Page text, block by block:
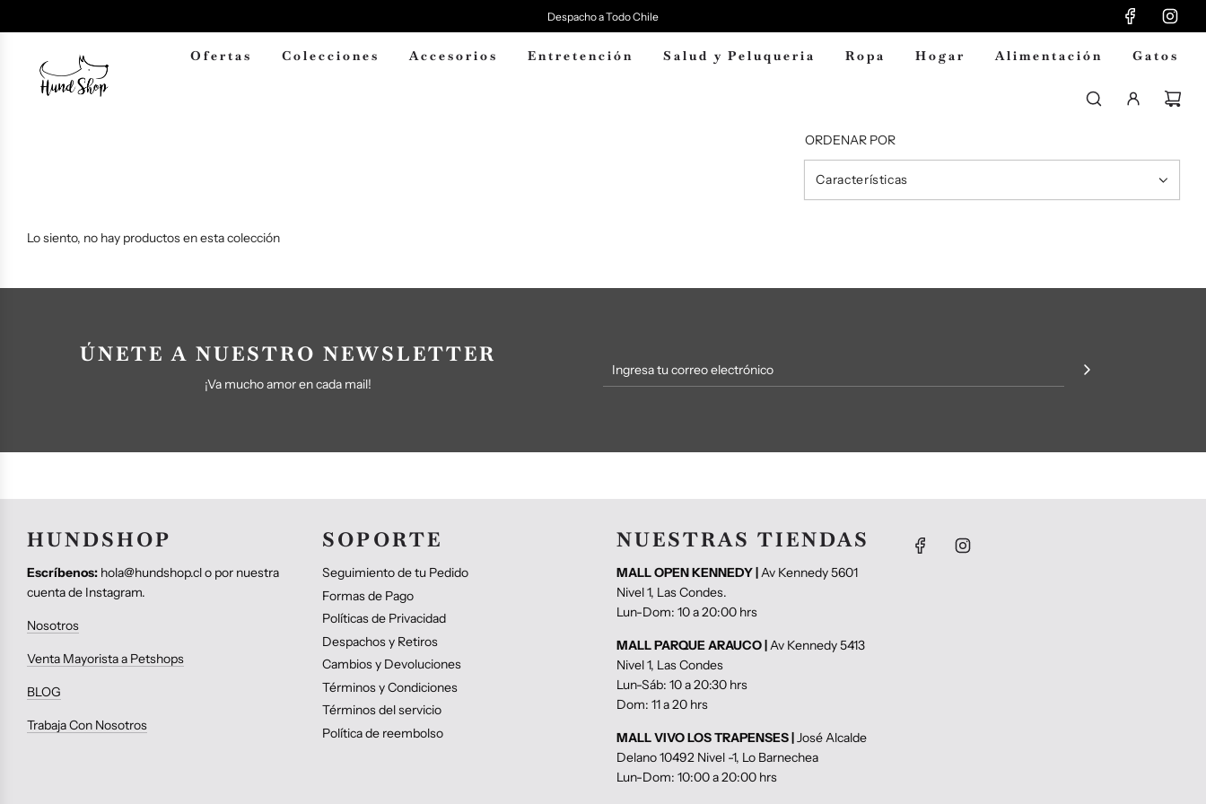
Despacho a Todo Chile
Ofertas Colecciones Accesorios Entretención Salud y Peluqueria Ropa Hogar Alimentación Gatos
ORDENAR POR
Lo siento, no hay productos en esta colección
ÚNETE A NUESTRO NEWSLETTER
¡Va mucho amor en cada mail!
HUNDSHOP
Escríbenos: hola@hundshop.cl o por nuestra
cuenta de Instagram.
Nosotros
Venta Mayorista a Petshops
BLOG
Trabaja Con Nosotros
SOPORTE
Seguimiento de tu Pedido
Formas de Pago
Políticas de Privacidad
Despachos y Retiros
Cambios y Devoluciones
Términos y Condiciones
Términos del servicio
Política de reembolso
NUESTRAS TIENDAS
MALL OPEN KENNEDY |Av Kennedy 5601
Nivel 1, Las Condes.
Lun-Dom: 10 a 20:00 hrs
MALL PARQUE ARAUCO |Av Kennedy 5413
Nivel 1, Las Condes
Lun-Sáb: 10 a 20:30 hrs
Dom: 11 a 20 hrs
MALL VIVO LOS TRAPENSES |José Alcalde
Delano 10492 Nivel -1, Lo Barnechea
Lun-Dom: 10:00 a 20:00 hrs